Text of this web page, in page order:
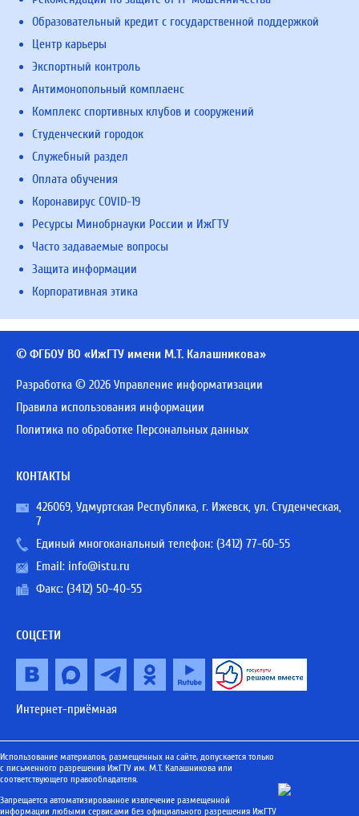
Образовательный кредит с государственной поддержкой
Центр карьеры
Экспортный контроль
Антимонопольный комплаенс
Комплекс спортивных клубов и сооружений
Студенческий городок
Служебный раздел
Оплата обучения
Коронавирус COVID-19
Ресурсы Минобрнауки России и ИжГТУ
Часто задаваемые вопросы
Защита информации
Корпоративная этика
© ФГБОУ ВО «ИжГТУ имени М.Т. Калашникова»
Разработка © 2026 Управление информатизации
Правила использования информации
Политика по обработке Персональных данных
КОНТАКТЫ
426069, Удмуртская Республика, г. Ижевск, ул. Студенческая,
7
Единый многоканальный телефон: (3412) 77-60-55
Email: info@istu.ru
Факс: (3412) 50-40-55
СОЦСЕТИ
Интернет-приёмная
Использование материалов, размещенных на сайте, допускается только
с письменного разрешения ИжГТУ им. М.Т. Калашникова или
соответствующего правообладателя.
Запрещается автоматизированное извлечение размещенной
информации любыми сервисами без официального разрешения ИжГТУ